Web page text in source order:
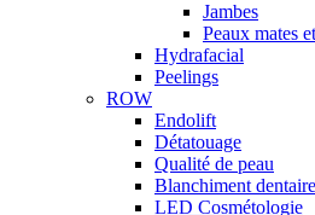
Jambes
Peaux mates
Hydrafacial
Peelings
ROW
Endolift
Détatouage
Qualité de peau
Blanchiment dentaire
LED Cosmétologie